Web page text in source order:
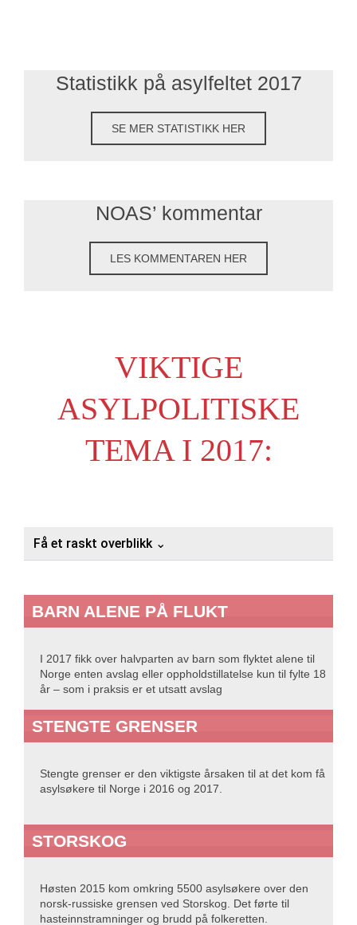
Statistikk på asylfeltet 2017
SE MER STATISTIKK HER
NOAS’ kommentar
LES KOMMENTAREN HER
VIKTIGE
ASYLPOLITISKE
TEMA I 2017:
Få et raskt overblikk ⌄
BARN ALENE PÅ FLUKT
I 2017 fikk over halvparten av barn som flyktet alene til
Norge enten avslag eller oppholdstillatelse kun til fylte 18
år – som i praksis er et utsatt avslag
STENGTE GRENSER
Stengte grenser er den viktigste årsaken til at det kom få
asylsøkere til Norge i 2016 og 2017.
STORSKOG
Høsten 2015 kom omkring 5500 asylsøkere over den
norsk-russiske grensen ved Storskog. Det førte til
hasteinnstramninger og brudd på folkeretten.